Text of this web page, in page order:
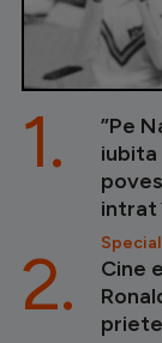
”Pe
iubita
intrat
Special
1.
Cine
2.